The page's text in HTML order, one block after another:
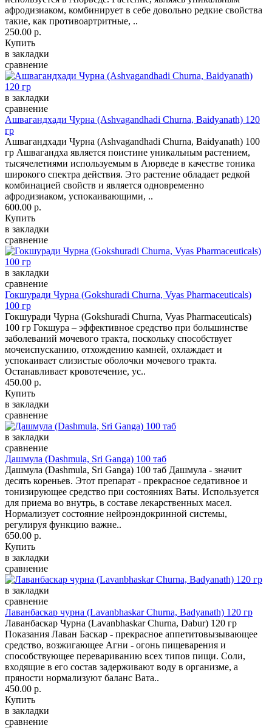
афродизиаком, комбинирует в себе довольно редкие свойства
такие, как противоартритные, ..
250.00 р.
Купить
в закладки
сравнение
в закладки
сравнение
Ашвагандхади Чурна (Ashvagandhadi Churna, Baidyanath) 120
гр
Ашвагандхади Чурна (Ashvagandhadi Churna, Baidyanath) 100
гр Ашвагандха является поистине уникальным растением,
тысячелетиями используемым в Аюрведе в качестве тоника
широкого спектра действия. Это растение обладает редкой
комбинацией свойств и является одновременно
афродизиаком, успокаивающими, ..
600.00 р.
Купить
в закладки
сравнение
в закладки
сравнение
Гокшуради Чурна (Gokshuradi Churna, Vyas Pharmaceuticals)
100 гр
Гокшуради Чурна (Gokshuradi Churna, Vyas Pharmaceuticals)
100 гр Гокшура – эффективное средство при большинстве
заболеваний мочевого тракта, поскольку способствует
мочеиспусканию, отхождению камней, охлаждает и
успокаивает слизистые оболочки мочевого тракта.
Останавливает кровотечение, ус..
450.00 р.
Купить
в закладки
сравнение
в закладки
сравнение
Дашмула (Dashmula, Sri Ganga) 100 таб
Дашмула (Dashmula, Sri Ganga) 100 таб Дашмула - значит
десять кореньев. Этот препарат - прекрасное седативное и
тонизирующее средство при состояниях Ваты. Используется
для приема во внутрь, в составе лекарственных масел.
Нормализует состояние нейроэндокринной системы,
регулируя функцию важне..
650.00 р.
Купить
в закладки
сравнение
в закладки
сравнение
Лаванбаскар чурна (Lavanbhaskar Churna, Badyanath) 120 гр
Лаванбаскар Чурна (Lavanbhaskar Churna, Dabur) 120 гр
Показания Лаван Баскар - прекрасное аппетитовызывающее
средство, возжигающее Агни - огонь пищеварения и
способствующее перевариванию всех типов пищи. Соли,
входящие в его состав задерживают воду в организме, а
пряности нормализуют баланс Вата..
450.00 р.
Купить
в закладки
сравнение